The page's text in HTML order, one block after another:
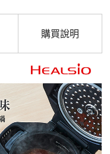
購買說明